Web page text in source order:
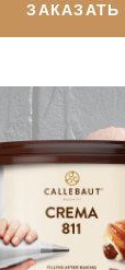
ЗАКАЗАТЬ